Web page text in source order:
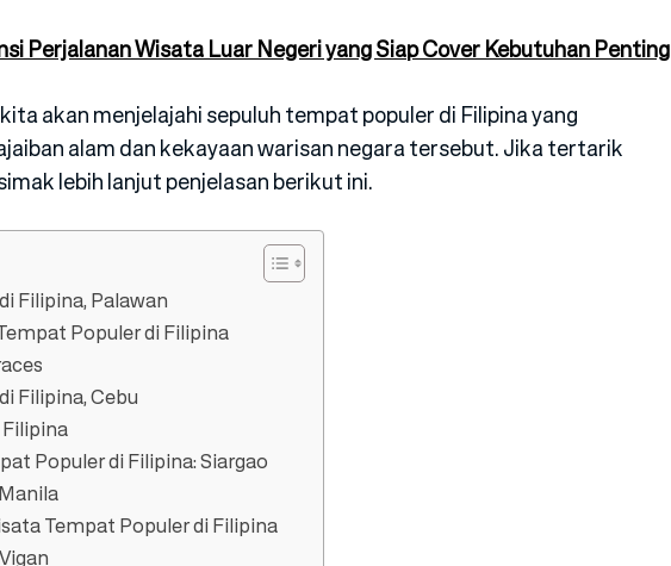
Perjalanan Wisata Luar Negeri yang Siap Cover Kebutuhan Penting
akan menjelajahi sepuluh tempat populer di Filipina yang
alam dan kekayaan warisan negara tersebut. Jika tertarik
lebih lanjut penjelasan berikut ini.
Filipina, Palawan
Populer di Filipina
Filipina, Cebu
Populer di Filipina: Siargao
Tempat Populer di Filipina